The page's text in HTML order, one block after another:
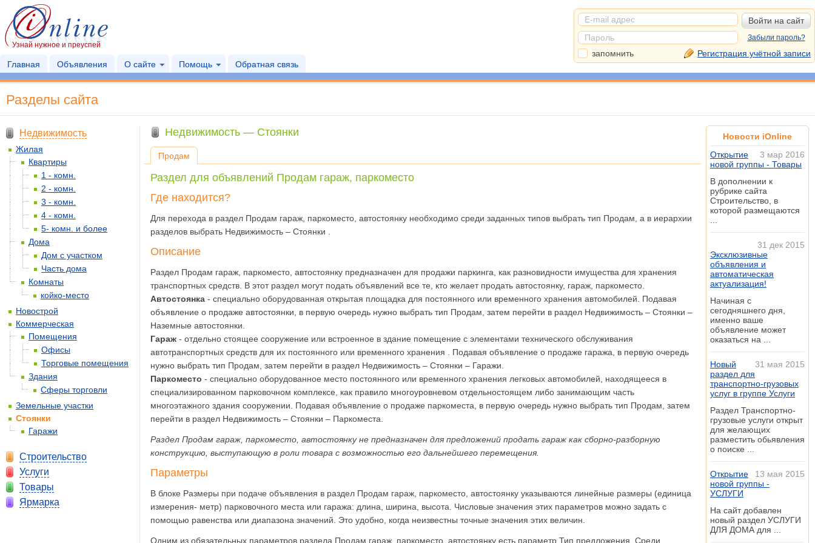
Узнай нужное и преуспей
Главная Объявления О сайте Помощь Обратная связь
Забыли пароль?
Регистрация учётной записи
запомнить
Разделы сайта
Недвижимость — Стоянки
Продам
Раздел для объявлений Продам гараж, паркоместо
Где находится?
Для перехода в раздел Продам гараж, паркоместо, автостоянку необходимо среди заданных типов выбрать тип Продам, а в иерархии
разделов выбрать Недвижимость – Стоянки .
Описание
Раздел Продам гараж, паркоместо, автостоянку предназначен для продажи паркинга, как разновидности имущества для хранения
транспортных средств. В этот раздел могут подать объявлений все те, кто желает продать автостоянку, гараж, паркоместо.
Автостоянка - специально оборудованная открытая площадка для постоянного или временного хранения автомобилей. Подавая
объявление о продаже автостоянки, в первую очередь нужно выбрать тип Продам, затем перейти в раздел Недвижимость – Стоянки –
Наземные автостоянки.
Гараж - отдельно стоящее сооружение или встроенное в здание помещение с элементами технического обслуживания
автотранспортных средств для их постоянного или временного хранения . Подавая объявление о продаже гаража, в первую очередь
нужно выбрать тип Продам, затем перейти в раздел Недвижимость – Стоянки – Гаражи.
Паркоместо - специально оборудованное место постоянного или временного хранения легковых автомобилей, находящееся в
специализированном парковочном комплексе, как правило многоуровневом отдельностоящем либо занимающим часть
многоэтажного здания сооружении. Подавая объявление о продаже паркоместа, в первую очередь нужно выбрать тип Продам, затем
перейти в раздел Недвижимость – Стоянки – Паркоместа.
Раздел Продам гараж, паркоместо, автостоянку не предназначен для предложений продать гараж как сборно-разборную
конструкцию, выступающую в роли товара с возможностью его дальнейшего перемещения.
Параметры
В блоке Размеры при подаче объявления в раздел Продам гараж, паркоместо, автостоянку указываются линейные размеры (единица
измерения- метр) парковочного места или гаража: длина, ширина, высота. Числовые значения этих параметров можно задать с
помощью равенства или диапазона значений. Это удобно, когда неизвестны точные значения этих величин.
Одним из обязательных параметров раздела Продам гараж, паркоместо, автостоянку есть параметр Тип предложения. Среди
Недвижимость
Жилая
Квартиры
1 - комн.
2 - комн.
3 - комн.
4 - комн.
5- комн. и более
Дома
Дом с участком
Часть дома
Комнаты
койко-место
Новострой
Коммерческая
Помещения
Офисы
Торговые помещения
Здания
Сферы торговли
Земельные участки
Стоянки
Гаражи
Строительство
Услуги
Товары
Ярмарка
Новости iOnline
3 мар 2016
Открытие
новой группы - Товары
В дополнении к
рубрике сайта
Строительство, в
которой размещаются
31 дек 2015
Эксклюзивные
объявления и
автоматическая
актуализация!
Начиная с
сегодняшнего дня,
именно ваше
объявление может
оказаться на ...
31 мая 2015
Новый
раздел для
транспортно-грузовых
услуг в группе Услуги
Раздел Транспортно-
грузовые услуги открыт
для желающих
разместить обьявления
о поиске ...
13 мая 2015
Открытие
новой группы -
УСЛУГИ
На сайт добавлен
новый раздел УСЛУГИ
ДЛЯ ДОМА для ...